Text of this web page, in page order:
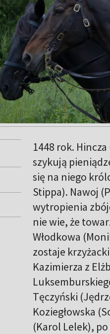
1448 rok.
szykują
się na niego
Stippa). Nawoj
wytropienia
nie wie, że
Włodkowa
zostaje
Kazimierza z
Tęczyński
Koziegłowska
(Karol Lelek),